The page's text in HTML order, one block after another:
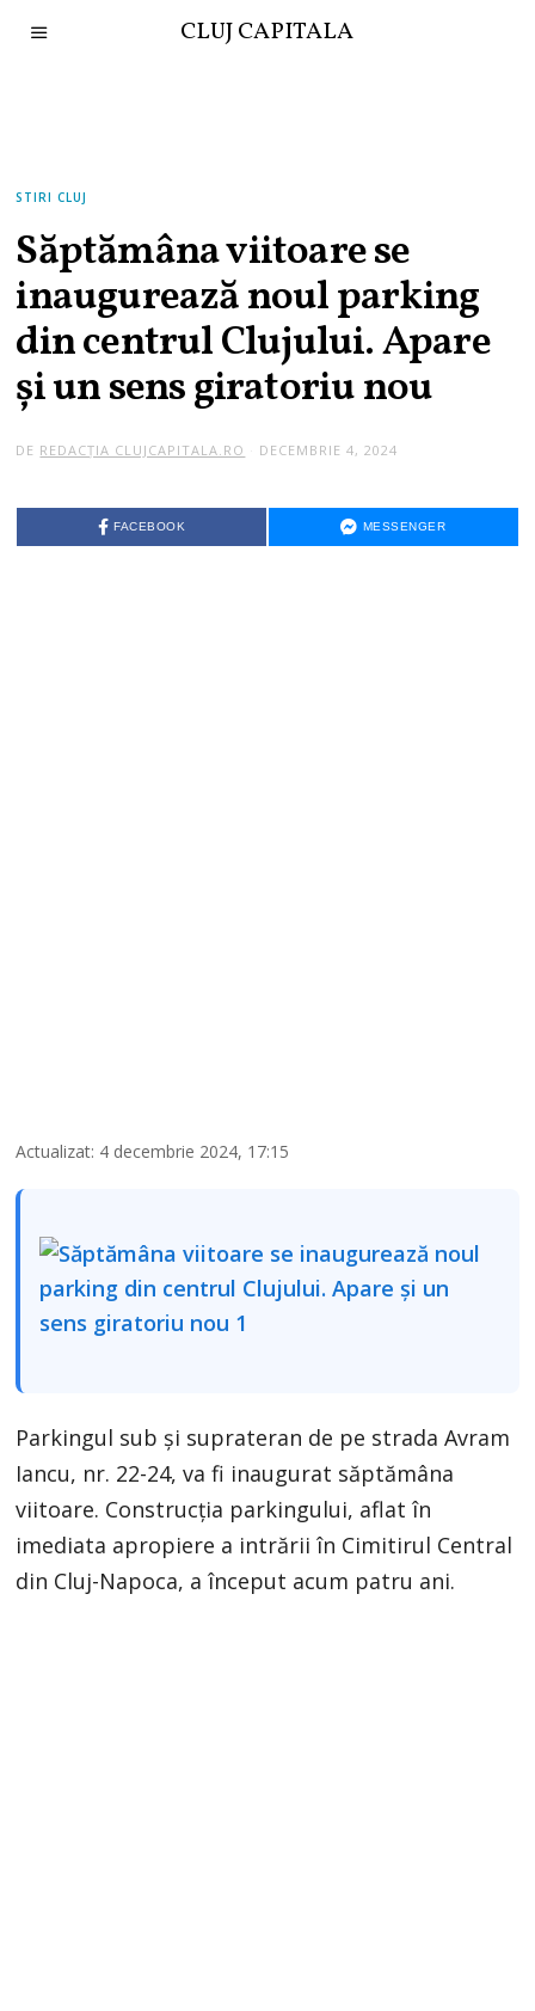
CLUJ CAPITALA
STIRI CLUJ
Săptămâna viitoare se
inaugurează noul parking
din centrul Clujului. Apare
și un sens giratoriu nou
DE REDACȚIA CLUJCAPITALA.RO DECEMBRIE 4, 2024
FACEBOOK MESSENGER
Actualizat: 4 decembrie 2024, 17:15
Parkingul sub și suprateran de pe strada Avram
Iancu, nr. 22-24, va fi inaugurat săptămâna
viitoare. Construcția parkingului, aflat în
imediata apropiere a intrării în Cimitirul Central
din Cluj-Napoca, a început acum patru ani.